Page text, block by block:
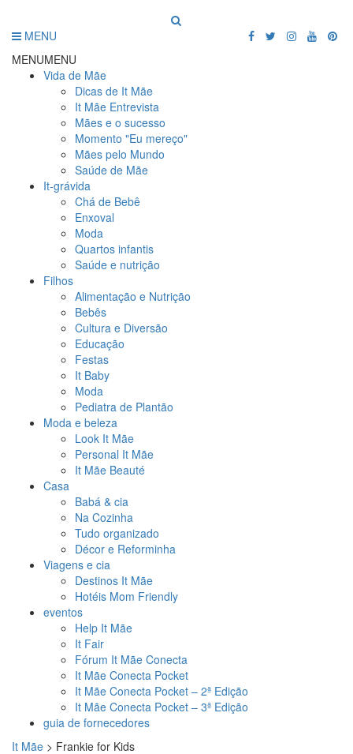
MENU
MENUMENU
Vida de Mãe
Dicas de It Mãe
It Mãe Entrevista
Mães e o sucesso
Momento "Eu mereço"
Mães pelo Mundo
Saúde de Mãe
It-grávida
Chá de Bebê
Enxoval
Moda
Quartos infantis
Saúde e nutrição
Filhos
Alimentação e Nutrição
Bebês
Cultura e Diversão
Educação
Festas
It Baby
Moda
Pediatra de Plantão
Moda e beleza
Look It Mãe
Personal It Mãe
It Mãe Beauté
Casa
Babá & cia
Na Cozinha
Tudo organizado
Décor e Reforminha
Viagens e cia
Destinos It Mãe
Hotéis Mom Friendly
eventos
Help It Mãe
It Fair
Fórum It Mãe Conecta
It Mãe Conecta Pocket
It Mãe Conecta Pocket – 2ª Edição
It Mãe Conecta Pocket – 3ª Edição
guia de fornecedores
It Mãe > Frankie for Kids